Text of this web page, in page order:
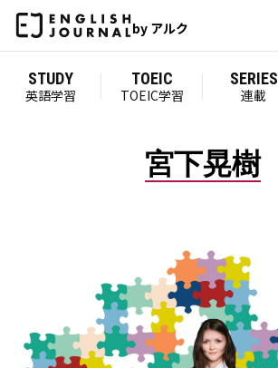
by アルク
STUDY
英語学習
TOEIC
TOEIC学習
SERIES
連載
宮下晃樹